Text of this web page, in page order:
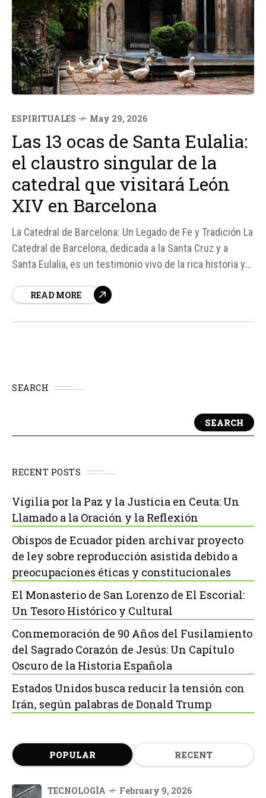
ESPIRITUALES May 29, 2026
Las 13 ocas de Santa Eulalia:
el claustro singular de la
catedral que visitará León
XIV en Barcelona
La Catedral de Barcelona: Un Legado de Fe y Tradición La
Catedral de Barcelona, dedicada a la Santa Cruz y a
Santa Eulalia, es un testimonio vivo de la rica historia y
impresionante estructura ha sido testigo de la devoción
READ MORE
SEARCH
SEARCH
RECENT POSTS
Vigilia por la Paz y la Justicia en Ceuta: Un
Llamado a la Oración y la Reflexión
Obispos de Ecuador piden archivar proyecto
de ley sobre reproducción asistida debido a
preocupaciones éticas y constitucionales
El Monasterio de San Lorenzo de El Escorial:
Un Tesoro Histórico y Cultural
Conmemoración de 90 Años del Fusilamiento
del Sagrado Corazón de Jesús: Un Capítulo
Oscuro de la Historia Española
Estados Unidos busca reducir la tensión con
Irán, según palabras de Donald Trump
POPULAR RECENT
TECNOLOGÍA February 9, 2026